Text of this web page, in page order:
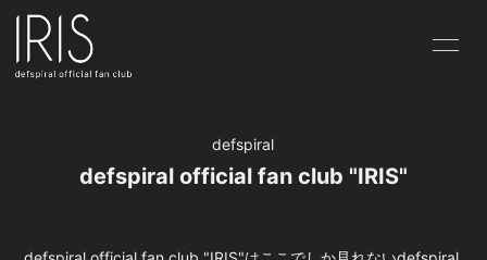
IRIS-BLOG
defspiral
defspiral official fan club "IRIS"